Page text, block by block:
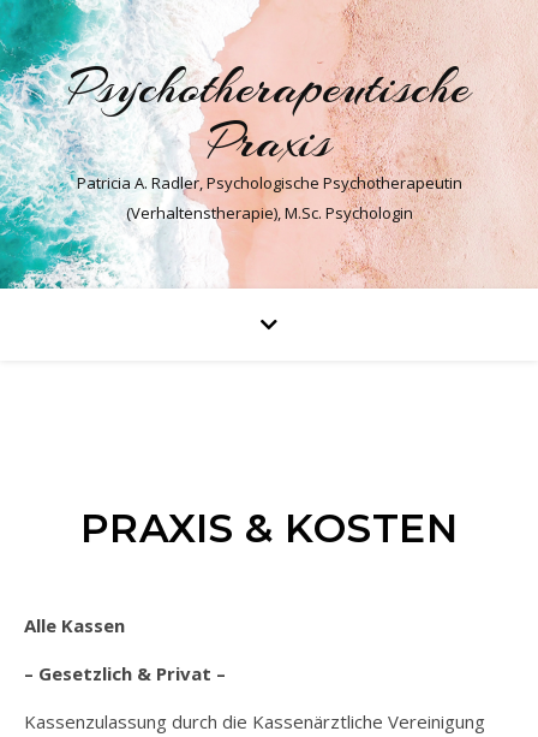
Psychotherapeutische
Praxis
Patricia A. Radler, Psychologische Psychotherapeutin
(Verhaltenstherapie), M.Sc. Psychologin
PRAXIS & KOSTEN
Alle Kassen
– Gesetzlich & Privat –
Kassenzulassung durch die Kassenärztliche Vereinigung